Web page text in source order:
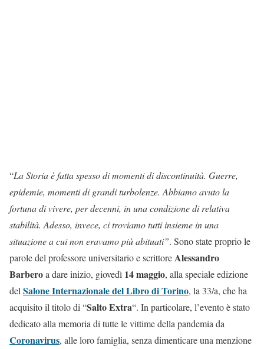
“La Storia è fatta spesso di momenti di discontinuità. Guerre,
epidemie, momenti di grandi turbolenze. Abbiamo avuto la
fortuna di vivere, per decenni, in una condizione di relativa
stabilità. Adesso, invece, ci troviamo tutti insieme in una
situazione a cui non eravamo più abituati”. Sono state proprio le
parole del professore universitario e scrittoreAlessandro
Barberoa dare inizio, giovedì 14 maggio, alla speciale edizione
del Salone Internazionale del Libro di Torino, la 33/a, che ha
acquisito il titolo di “Salto Extra“. In particolare, l’evento è stato
dedicato alla memoria di tutte le vittime della pandemia da
Coronavirus, alle loro famiglia, senza dimenticare una menzione